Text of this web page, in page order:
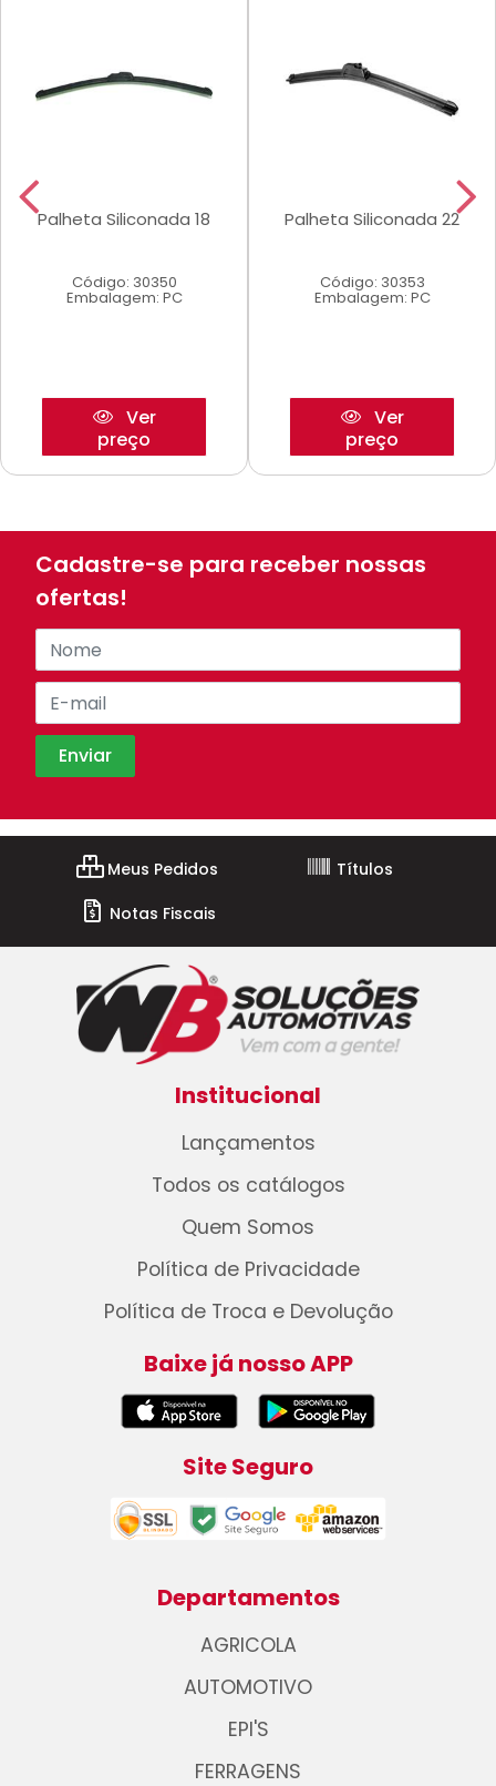
Palheta Siliconada 18
Código: 30350
Embalagem: PC
Ver
preço
Palheta Siliconada 22
Código: 30353
Embalagem: PC
Ver
preço
Cadastre-se para receber nossas
ofertas!
Meus Pedidos
Títulos
Notas Fiscais
Institucional
Lançamentos
Todos os catálogos
Quem Somos
Política de Privacidade
Política de Troca e Devolução
Baixe já nosso APP
Site Seguro
Departamentos
AGRICOLA
AUTOMOTIVO
EPI'S
FERRAGENS